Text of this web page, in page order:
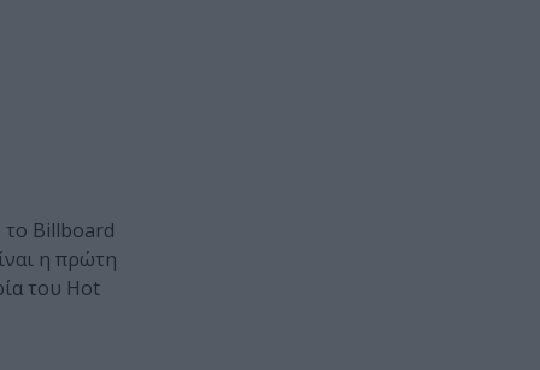
το Billboard
η πρώτη
του Hot